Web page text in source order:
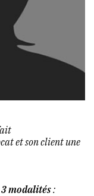
et son client une
3 modalités: